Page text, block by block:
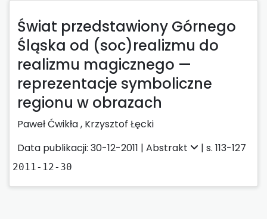
Świat przedstawiony Górnego
Śląska od (soc)realizmu do
realizmu magicznego —
reprezentacje symboliczne
regionu w obrazach
Paweł Ćwikła , Krzysztof Łęcki
Data publikacji: 30-12-2011 | Abstrakt | s. 113-127
2011-12-30